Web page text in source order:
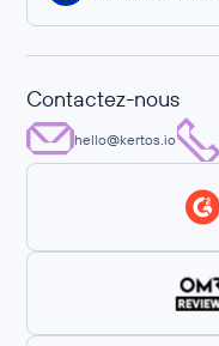
Contactez-nous
hello@kertos.io